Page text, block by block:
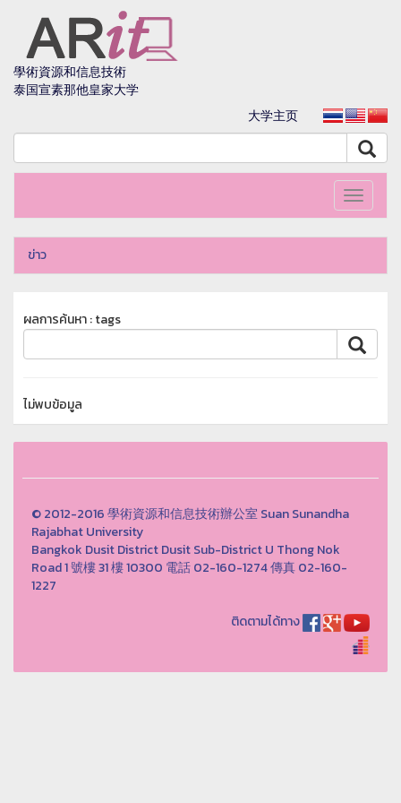
學術資源和信息技術
泰国宣素那他皇家大学
大学主页
Toggle
ข่าว
ผลการค้นหา : tags
ไม่พบข้อมูล
© 2012-2016 學術資源和信息技術辦公室 Suan Sunandha
Rajabhat University
Bangkok Dusit District Dusit Sub-District U Thong Nok
Road 1 號樓 31 樓 10300 電話 02-160-1274 傳真 02-160-
1227
ติดตามได้ทาง